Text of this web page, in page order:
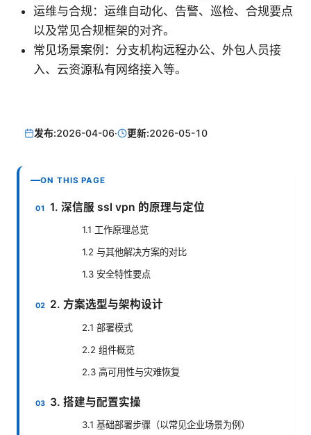
运维与合规：运维自动化、告警、巡检、合规要点
以及常见合规框架的对齐。
常见场景案例：分支机构远程办公、外包人员接
入、云资源私有网络接入等。
发布:2026-04-06· 更新:2026-05-10
ON THIS PAGE
1. 深信服 ssl vpn 的原理与定位
1.1 工作原理总览
1.2 与其他解决方案的对比
1.3 安全特性要点
2. 方案选型与架构设计
2.1 部署模式
2.2 组件概览
2.3 高可用性与灾难恢复
3. 搭建与配置实操
3.1 基础部署步骤（以常见企业场景为例）